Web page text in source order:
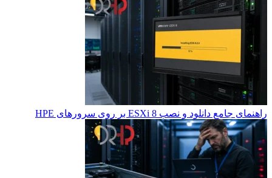
راهنمای جامع دانلود و نصب ESXi 8 بر روی سرورهای HPE